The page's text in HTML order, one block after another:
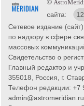
©
сайта:
Сетевое издание
по надзору в сфере
массовых
Свидетельство о
Главный редактор и
355018, Россия, г.
Телефон редакции: +7
admin@astromeridian.ru